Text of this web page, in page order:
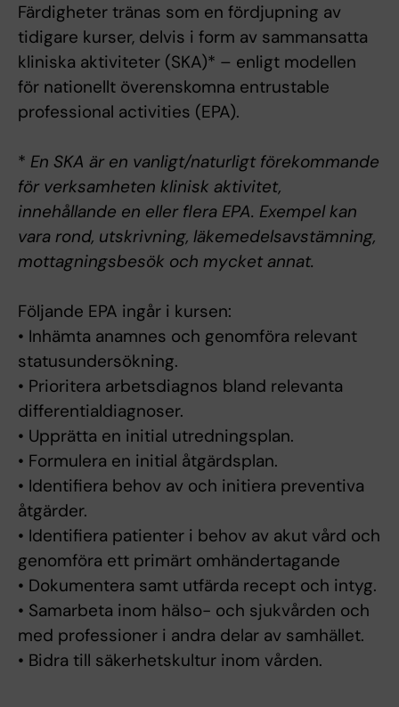
Färdigheter tränas som en fördjupning av
tidigare kurser, delvis i form av sammansatta
kliniska aktiviteter (SKA)* – enligt modellen
för nationellt överenskomna entrustable
professional activities (EPA).
* En SKA är en vanligt/naturligt förekommande
för verksamheten klinisk aktivitet,
innehållande en eller flera EPA. Exempel kan
vara rond, utskrivning, läkemedelsavstämning,
mottagningsbesök och mycket annat.
Följande EPA ingår i kursen:
• Inhämta anamnes och genomföra relevant
statusundersökning.
• Prioritera arbetsdiagnos bland relevanta
differentialdiagnoser.
• Upprätta en initial utredningsplan.
• Formulera en initial åtgärdsplan.
• Identifiera behov av och initiera preventiva
åtgärder.
• Identifiera patienter i behov av akut vård och
genomföra ett primärt omhändertagande
• Dokumentera samt utfärda recept och intyg.
• Samarbeta inom hälso- och sjukvården och
med professioner i andra delar av samhället.
• Bidra till säkerhetskultur inom vården.